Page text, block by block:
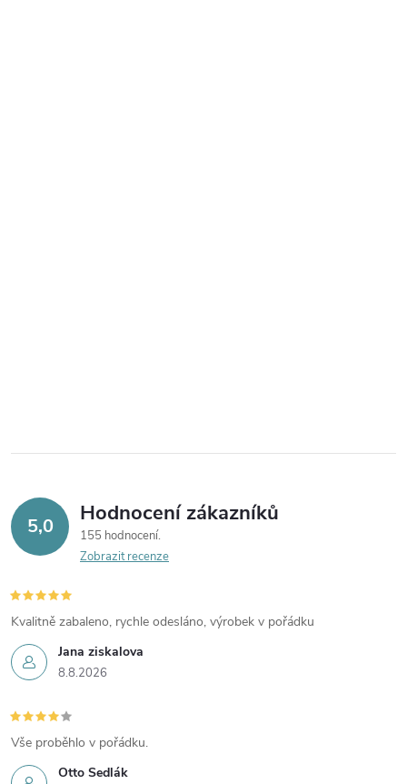
5,0 Hodnocení zákazníků
155 hodnocení
Zobrazit recenze
Jana ziskalova
8.8.2026
Kvalitně zabaleno, rychle odesláno, výrobek v pořádku
Otto Sedlák
Vše proběhlo v pořádku.